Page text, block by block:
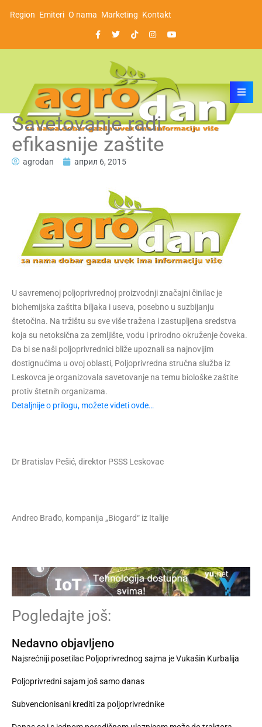
Region Emiteri O nama Marketing Kontakt
Savetovanje radi
efikasnije zaštite
agrodan април 6, 2015
U savremenoj poljoprivrednoj proizvodnji značajni činilac je
biohemijska zaštita biljaka i useva, posebno u suzbijanju
štetočina. Na tržištu su sve više tražena i zastupljena sredstva
koja su netoksična za zemljište, vodu i prirodno okruženje čoveka.
Da bi se naši poljoprivrednici bliže upoznali sa najnovijim
dostignućima u ovoj oblasti, Poljoprivredna stručna služba iz
Leskovca je organizovala savetovanje na temu biološke zaštite
protiv štetnih organizama.
Detaljnije o prilogu, možete videti ovde…
Dr Bratislav Pešić, direktor PSSS Leskovac
Andreo Brađo, kompanija „Biogard“ iz Italije
Pogledajte još:
Nedavno objavljeno
Najsrećniji posetilac Poljoprivrednog sajma je Vukašin Kurbalija
Poljoprivredni sajam još samo danas
Subvencionisani krediti za poljoprivrednike